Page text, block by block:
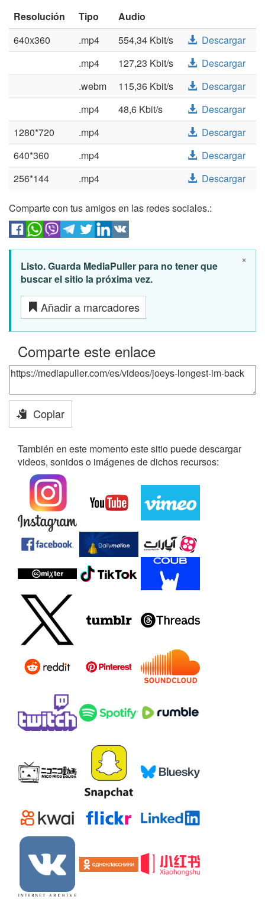
Resolución
Tipo
Audio
640x360
.mp4 554,34 Kbit/s
Descargar
.mp4
127,23 Kbit/s
Descargar
.webm
115,36 Kbit/s
Descargar
.mp4
48,6 Kbit/s
Descargar
1280*720
.mp4
Descargar
640*360
.mp4
Descargar
256*144
.mp4 Descargar
Comparte con tus amigos en las redes sociales.:
×
Listo. Guarda MediaPuller para no tener que
buscar el sitio la próxima vez.
Añadir a marcadores
Comparte este enlace
Copiar
También en este momento este sitio puede descargar
videos, sonidos o imágenes de dichos recursos: